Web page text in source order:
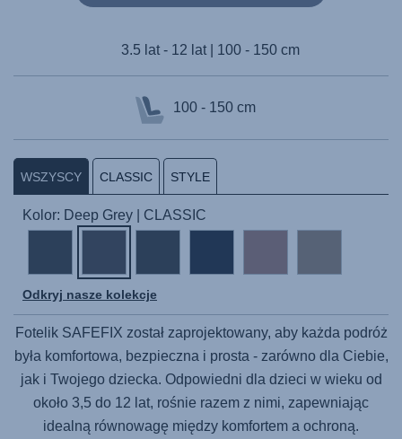
3.5 lat - 12 lat | 100 - 150 cm
100 - 150 cm
WSZYSCY CLASSIC STYLE
Kolor: Deep Grey | CLASSIC
Odkryj nasze kolekcje
Fotelik SAFEFIX został zaprojektowany, aby każda podróż
była komfortowa, bezpieczna i prosta - zarówno dla Ciebie,
jak i Twojego dziecka. Odpowiedni dla dzieci w wieku od
około 3,5 do 12 lat, rośnie razem z nimi, zapewniając
idealną równowagę między komfortem a ochroną.